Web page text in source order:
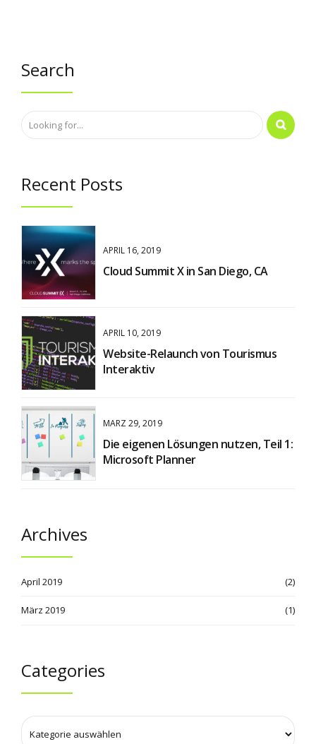
Search
Recent Posts
APRIL 16, 2019
Cloud Summit X in San Diego, CA
APRIL 10, 2019
Website-Relaunch von Tourismus
Interaktiv
MÄRZ 29, 2019
Die eigenen Lösungen nutzen, Teil 1:
Microsoft Planner
Archives
April 2019 (2)
März 2019 (1)
Categories